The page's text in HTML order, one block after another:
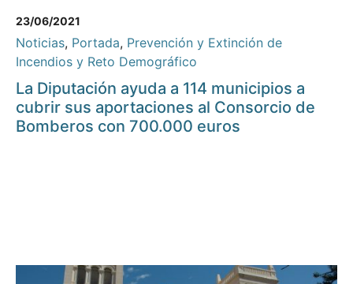
23/06/2021
Noticias, Portada, Prevención y Extinción de
Incendios y Reto Demográfico
La Diputación ayuda a 114 municipios a
cubrir sus aportaciones al Consorcio de
Bomberos con 700.000 euros